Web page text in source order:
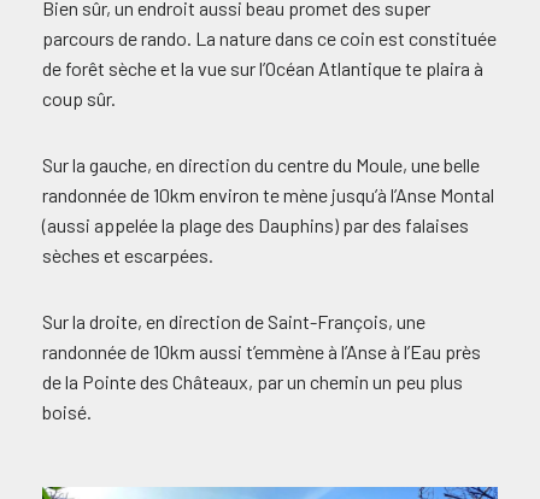
Bien sûr, un endroit aussi beau promet des super
parcours de rando. La nature dans ce coin est constituée
de forêt sèche et la vue sur l’Océan Atlantique te plaira à
coup sûr.
Sur la gauche, en direction du centre du Moule, une belle
randonnée de 10km environ te mène jusqu’à l’Anse Montal
(aussi appelée la plage des Dauphins) par des falaises
sèches et escarpées.
Sur la droite, en direction de Saint-François, une
randonnée de 10km aussi t’emmène à l’Anse à l’Eau près
de la Pointe des Châteaux, par un chemin un peu plus
boisé.